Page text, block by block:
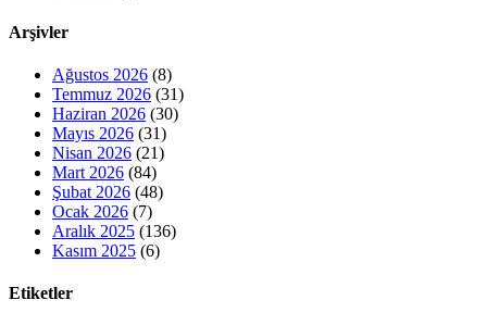
Arşivler
Ağustos 2026 (8)
Temmuz 2026 (31)
Haziran 2026 (30)
Mayıs 2026 (31)
Nisan 2026 (21)
Mart 2026 (84)
Şubat 2026 (48)
Ocak 2026 (7)
Aralık 2025 (136)
Kasım 2025 (6)
Etiketler